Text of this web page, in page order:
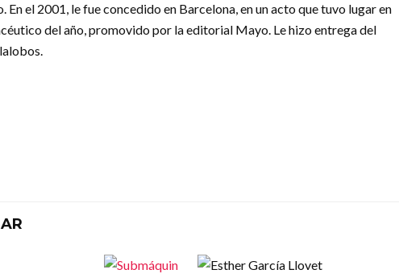
el 2001, le fue concedido en Barcelona, en un acto que tuvo lugar en
del año, promovido por la editorial Mayo. Le hizo entrega del